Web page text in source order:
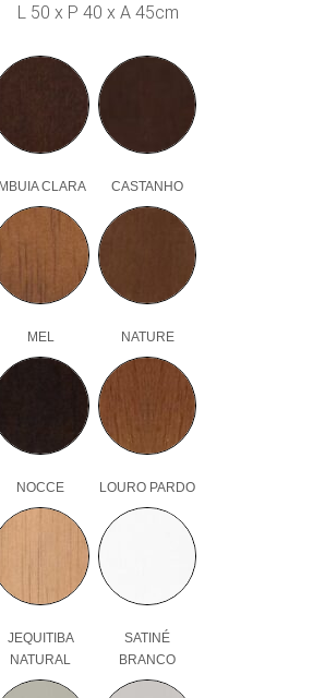
L 50 x P 40 x A 45cm
IMBUIA CLARA CASTANHO
MEL NATURE
NOCCE LOURO PARDO
JEQUITIBA
NATURAL
SATINÉ
BRANCO